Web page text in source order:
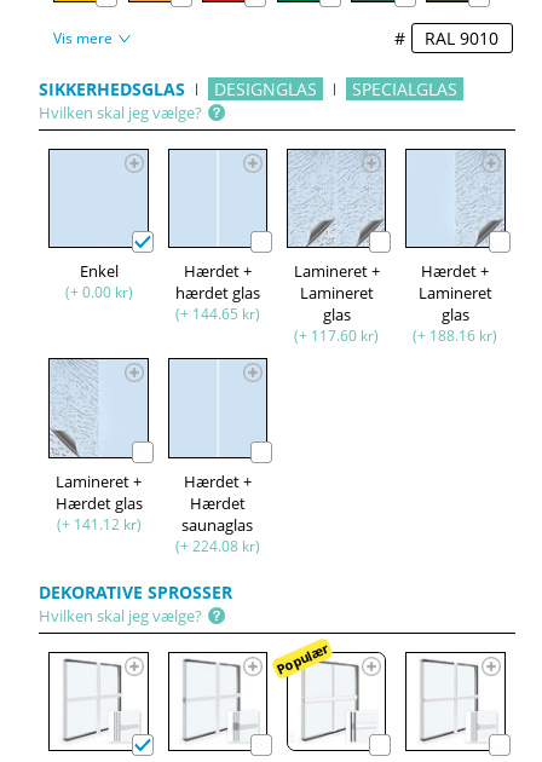
Vis mere #
SIKKERHEDSGLAS DESIGNGLAS SPECIALGLAS
Hvilken skal jeg vælge?
Enkel
(+ 0.00 kr)
Hærdet +
hærdet glas
(+ 144.65 kr)
Lamineret +
Lamineret
glas
(+ 117.60 kr)
Hærdet +
Lamineret
glas
(+ 188.16 kr)
Lamineret +
Hærdet glas
(+ 141.12 kr)
Hærdet +
Hærdet
saunaglas
(+ 224.08 kr)
DEKORATIVE SPROSSER
Hvilken skal jeg vælge?
Populær